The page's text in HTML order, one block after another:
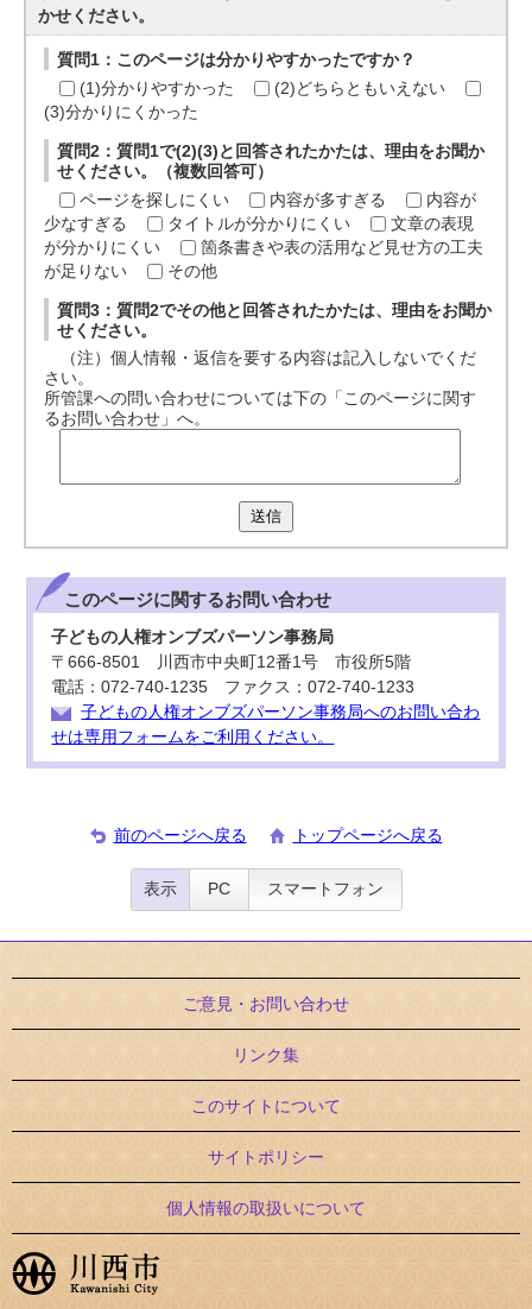
かせください。
質問1：このページは分かりやすかったですか？
(1)分かりやすかった
(2)どちらともいえない
(3)分かりにくかった
質問2：質問1で(2)(3)と回答されたかたは、理由をお聞か
せください。（複数回答可）
ページを探しにくい
内容が多すぎる
内容が
少なすぎる
タイトルが分かりにくい
文章の表現
が分かりにくい
箇条書きや表の活用など見せ方の工夫
が足りない
その他
質問3：質問2でその他と回答されたかたは、理由をお聞か
せください。
（注）個人情報・返信を要する内容は記入しないでくだ
さい。
所管課への問い合わせについては下の「このページに関す
るお問い合わせ」へ。
送信
このページに関するお問い合わせ
子どもの人権オンブズパーソン事務局
〒666-8501 川西市中央町12番1号 市役所5階
電話：072-740-1235 ファクス：072-740-1233
子どもの人権オンブズパーソン事務局へのお問い合わ
せは専用フォームをご利用ください。
前のページへ戻る トップページへ戻る
表示 PC スマートフォン
ご意見・お問い合わせ
リンク集
このサイトについて
サイトポリシー
個人情報の取扱いについて